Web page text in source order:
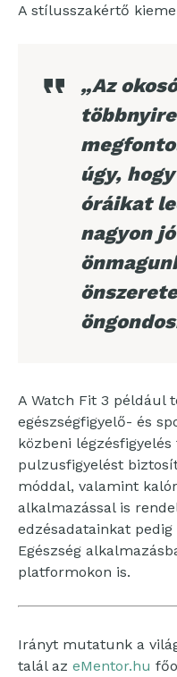
A stílusszakértő
„Az
úgy,
óráikat
nagyon
A Watch Fit 3 például
egészségfigyelő- és
közbeni
pulzusfigyelést
móddal, valamint
alkalmazással is
edzésadatainkat
Egészség
platformokon is.
Irányt mutatunk a
talál az eMentor.hu